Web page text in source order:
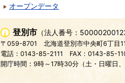
オープンデータ
登別市 （法人番号：
〒059-8701
北海道登別市中央町6丁目
電話：0143-85-2111
FAX：0143-85-
開庁時間：9時～17時30分（土・日曜日